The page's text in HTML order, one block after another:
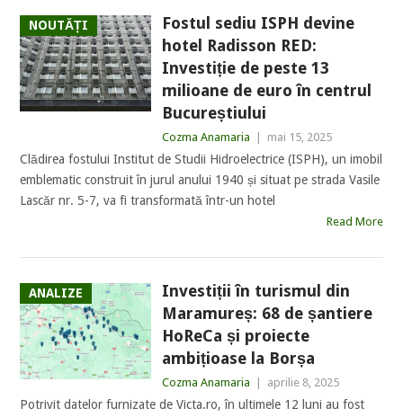
NOUTĂȚI
Fostul sediu ISPH devine
hotel Radisson RED:
Investiție de peste 13
milioane de euro în centrul
Bucureștiului
Cozma Anamaria mai 15, 2025
Clădirea fostului Institut de Studii Hidroelectrice (ISPH), un imobil
emblematic construit în jurul anului 1940 și situat pe strada Vasile
Lascăr nr. 5-7, va fi transformată într-un hotel
Read More
ANALIZE
Investiții în turismul din
Maramureș: 68 de șantiere
HoReCa și proiecte
ambițioase la Borșa
Cozma Anamaria aprilie 8, 2025
Potrivit datelor furnizate de Victa.ro, în ultimele 12 luni au fost